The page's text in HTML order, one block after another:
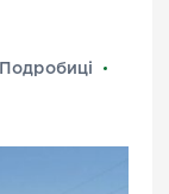
Подробиці